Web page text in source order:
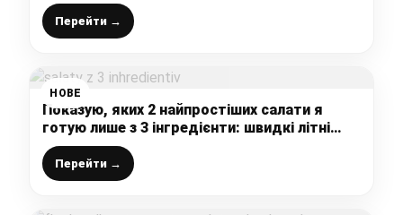
рецепт із дуже незвичайною заправкою
Перейти →
НОВЕ
Показую, яких 2 найпростіших салати я
готую лише з 3 інгредієнти: швидкі літні
салати буквально за 5 хвилин
Перейти →